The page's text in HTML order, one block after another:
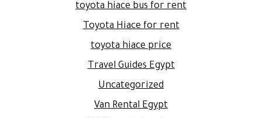
toyota hiace bus for rent
Toyota Hiace for rent
toyota hiace price
Travel Guides Egypt
Uncategorized
Van Rental Egypt